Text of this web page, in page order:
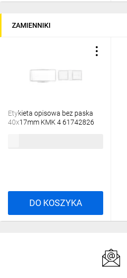
ZAMIENNIKI
Etykieta opisowa bez paska
40x17mm KMK 4 61742826
DO KOSZYKA